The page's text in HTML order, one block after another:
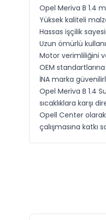
Opel Meriva B 1.4
Yüksek kaliteli
Hassas işçilik
Uzun ömürlü
Motor verimliliğini
OEM
İNA marka
Opel Meriva B 1.4
sıcaklıklara karşı
Opell Center
çalışmasına katkı